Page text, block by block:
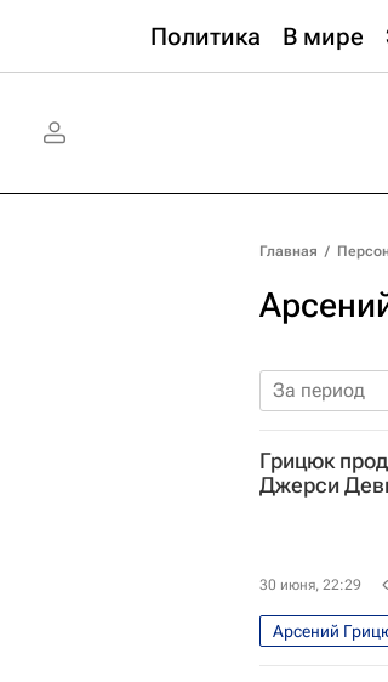
Политика В мире
Главная /
За период
Грицюк
Джерси
30 июня, 22:29
Арсений